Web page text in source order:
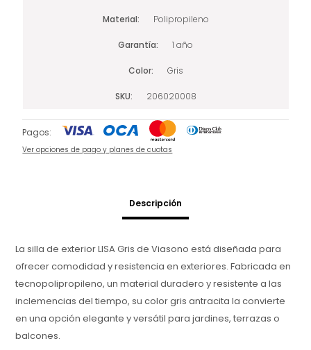
Material Polipropileno
Garantía 1 año
Color Gris
SKU 206020008
Pagos:
Ver opciones de pago y planes de cuotas
Descripción
La silla de exterior LISA Gris de Viasono está diseñada para
ofrecer comodidad y resistencia en exteriores. Fabricada en
tecnopolipropileno, un material duradero y resistente a las
inclemencias del tiempo, su color gris antracita la convierte
en una opción elegante y versátil para jardines, terrazas o
balcones.